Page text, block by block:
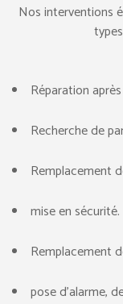
Nos interventions
Réparation
Recherche de
Remplacement
mise en sécurité.
Remplacement
pose d’alarme,